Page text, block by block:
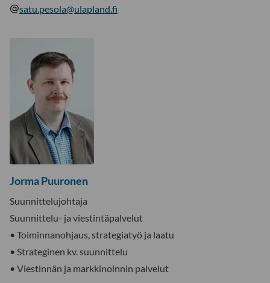
satu.pesola@ulapland.fi
Jorma Puuronen
Suunnittelujohtaja
Suunnittelu- ja viestintäpalvelut
• Toiminnanohjaus, strategiatyö ja laatu
• Strateginen kv. suunnittelu
• Viestinnän ja markkinoinnin palvelut